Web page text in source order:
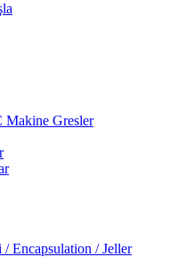
Makine Gresler
Encapsulation / Jeller